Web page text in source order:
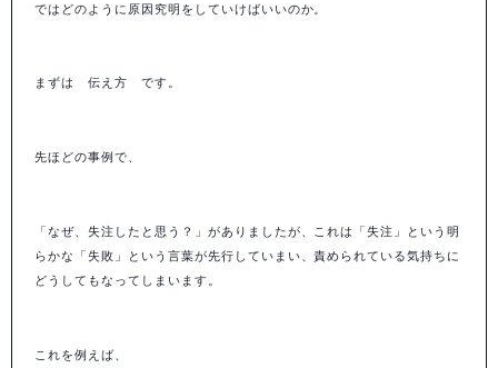
ではどのように原因究明をしていけばいいのか。
まずは 伝え方 です。
先ほどの事例で、
「なぜ、失注したと思う？」がありましたが、これは「失注」という明
らかな「失敗」という言葉が先行していまい、責められている気持ちに
どうしてもなってしまいます。
これを例えば、